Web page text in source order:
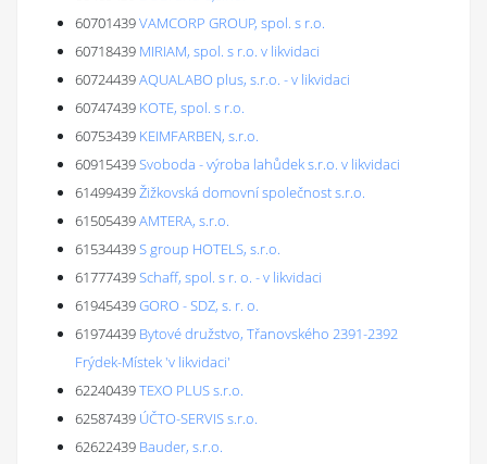
60701439VAMCORP GROUP, spol. s r.o.
60718439 MIRIAM, spol. s r.o. v likvidaci
60724439AQUALABO plus, s.r.o. - v likvidaci
60747439 KOTE, spol. s r.o.
60753439 KEIMFARBEN, s.r.o.
60915439Svoboda - výroba lahůdek s.r.o. v likvidaci
61499439Žižkovská domovní společnost s.r.o.
61505439AMTERA, s.r.o.
61534439S group HOTELS, s.r.o.
61777439Schaff, spol. s r. o. - v likvidaci
61945439GORO - SDZ, s. r. o.
61974439 Bytové družstvo, Třanovského 2391-2392
Frýdek-Místek 'v likvidaci'
62240439TEXO PLUS s.r.o.
62587439 ÚČTO-SERVIS s.r.o.
62622439 Bauder, s.r.o.